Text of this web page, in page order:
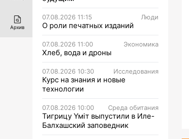
07.08.2026 11:15 Люди
О роли печатных изданий
07.08.2026 11:00 Экономика
Хлеб, вода и дроны
07.08.2026 10:30 Исследования
Курс на знания и новые
технологии
07.08.2026 10:00 Среда обитания
Тигрицу Үміт выпустили в Иле-
Балхашский заповедник
Архив